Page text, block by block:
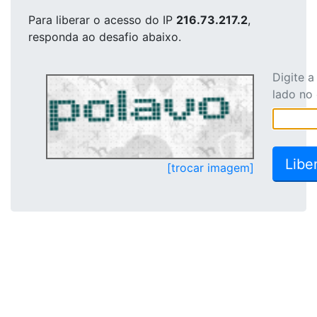
Para liberar o acesso do IP 216.73.217.2,
responda ao desafio abaixo.
[trocar imagem]
Digite
lado no